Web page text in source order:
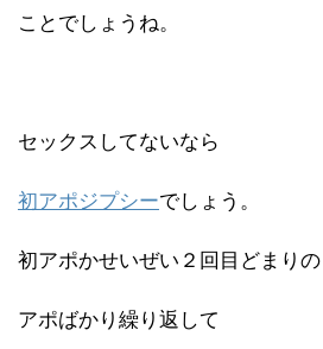
ことでしょうね。
セックスしてないなら
初アポジプシーでしょう。
初アポかせいぜい２回目どまりの
アポばかり繰り返して